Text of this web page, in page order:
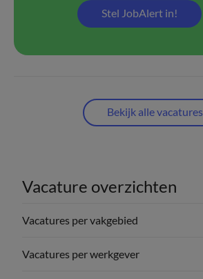
Stel JobAlert in!
Bekijk alle vacatures
Vacature overzichten
Vacatures per vakgebied
Vacatures per werkgever